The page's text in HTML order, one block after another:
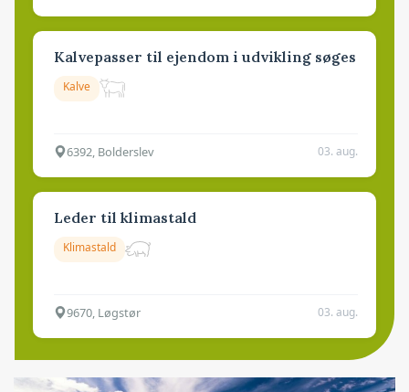
Kalvepasser til ejendom i udvikling søges
Kalve
6392, Bolderslev 03. aug.
Leder til klimastald
Klimastald
9670, Løgstør 03. aug.